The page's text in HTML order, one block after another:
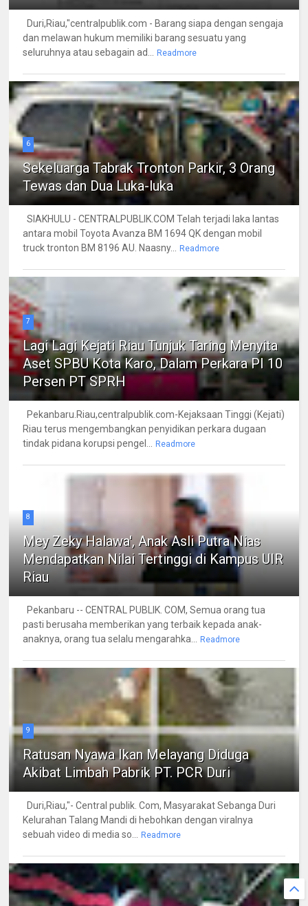
Duri,Riau,"centralpublik.com - Barang siapa dengan sengaja
dan melawan hukum memiliki barang sesuatu yang
seluruhnya atau sebagain ad... Readmore
6
Sekeluarga Tabrak Tronton Parkir, 3 Orang
Tewas dan Dua Luka-luka
SIAKHULU - CENTRALPUBLIK.COM Telah terjadi laka lantas
antara mobil Toyota Avanza BM 1694 QK dengan mobil
truck tronton BM 8196 AU. Naasny... Readmore
7
Lagi Lagi Kejati Riau Tunjuk Taring Menyita
Aset SPBU Kota Karo, Dalam Perkara PI 10
Persen PT SPRH
Pekanbaru.Riau,centralpublik.com-Kejaksaan Tinggi (Kejati)
Riau terus mengembangkan penyidikan perkara dugaan
tindak pidana korupsi pengel... Readmore
8
Mey Zeky Halawa', Anak Asli Putra Nias
Mendapatkan Nilai Tertinggi di Kampus UIR
Riau
Pekanbaru -- CENTRAL PUBLIK. COM, Semua orang tua
pasti berusaha memberikan yang terbaik kepada anak-
anaknya, orang tua selalu mengarahka... Readmore
9
Ratusan Nyawa Ikan Melayang Diduga
Akibat Limbah Pabrik PT. PCR Duri
Duri,Riau,"- Central publik. Com, Masyarakat Sebanga Duri
Kelurahan Talang Mandi di hebohkan dengan viralnya
sebuah video di media so... Readmore